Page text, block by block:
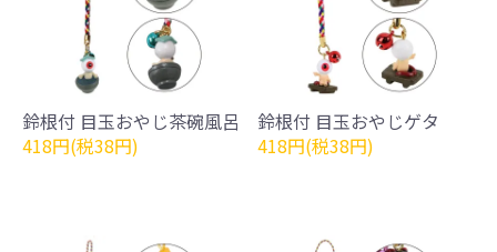
鈴根付 目玉おやじ茶碗風呂
418円(税38円)
鈴根付 目玉おやじゲタ
418円(税38円)